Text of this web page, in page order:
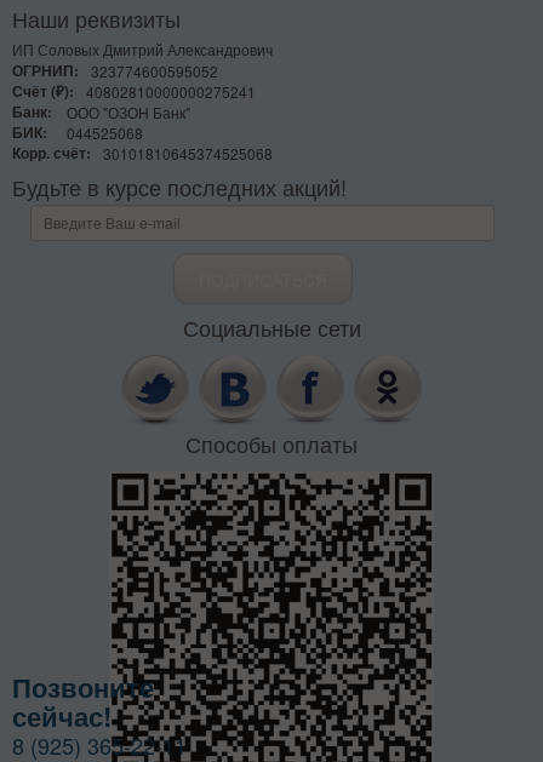
Наши реквизиты
ИП Соловых Дмитрий Александрович
ОГРНИП:
323774600595052
Счёт (₽):
40802810000000275241
Банк:
ООО "ОЗОН Банк"
БИК:
044525068
Корр. счёт:
30101810645374525068
Будьте в курсе последних акций!
Социальные сети
Способы оплаты
Позвоните
сейчас!
8 (925) 365-22-11